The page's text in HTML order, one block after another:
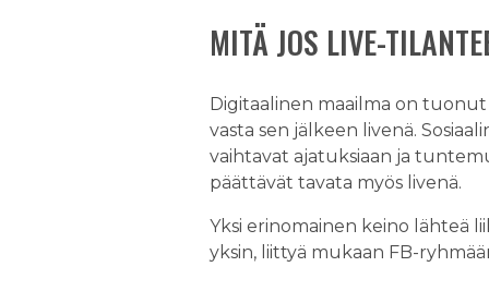
MITÄ JOS LIVE-
Digitaalinen maailma on
vasta sen jälkeen livenä.
vaihtavat ajatuksiaan ja
päättävät tavata myös livenä.
Yksi erinomainen keino lähteä
yksin, liittyä mukaan FB-